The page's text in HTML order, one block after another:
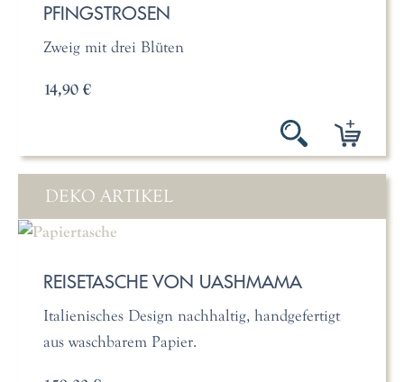
PFINGSTROSEN
Zweig mit drei Blüten
14,90 €
DEKO ARTIKEL
REISETASCHE VON UASHMAMA
Italienisches Design nachhaltig, handgefertigt
aus waschbarem Papier.